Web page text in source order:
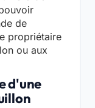
de
propriétaire
ou aux
d'une